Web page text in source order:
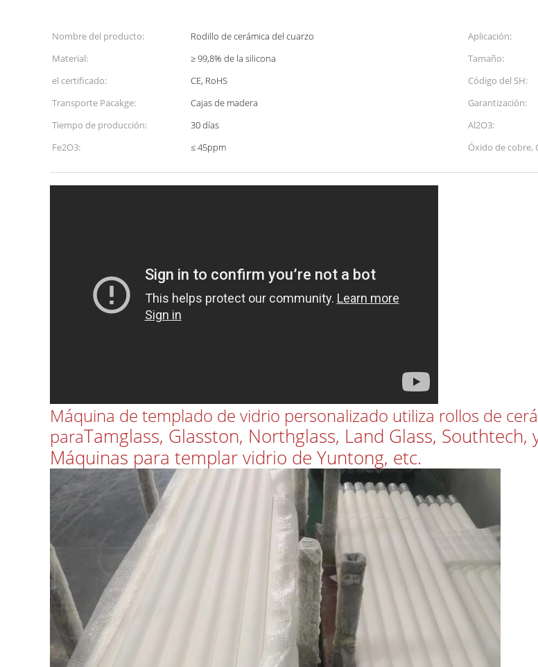
Nombre del producto: Rodillo de cerámica del cuarzo Aplicación:
Material:
≥ 99,8% de la silicona Tamaño:
el certificado:
CE, RoHS Código del SH:
Transporte Pacakge:
Cajas de madera Garantización:
Tiempo de producción:
30 días Al2O3:
Fe2O3:
≤ 45ppm Óxido de cobre,
Máquina de templado de vidrio personalizado utiliza rollos de
paraTamglass, Glasston, Northglass, Land Glass, Southtech,
Máquinas para templar vidrio de Yuntong, etc.